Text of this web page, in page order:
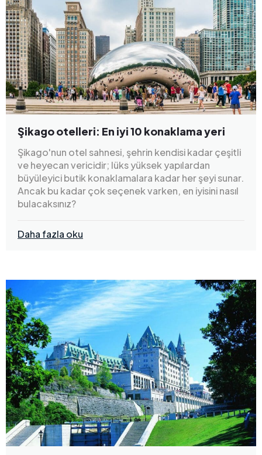
Şikago otelleri: En iyi 10 konaklama yeri
Şikago'nun otel sahnesi, şehrin kendisi kadar çeşitli
ve heyecan vericidir; lüks yüksek yapılardan
büyüleyici butik konaklamalara kadar her şeyi sunar.
Ancak bu kadar çok seçenek varken, en iyisini nasıl
bulacaksınız?
Daha fazla oku